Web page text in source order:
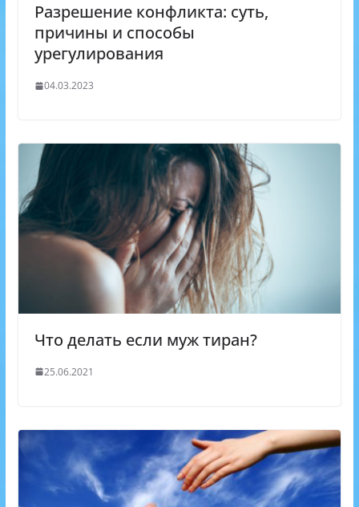
Разрешение конфликта: суть,
причины и способы
урегулирования
04.03.2023
Что делать если муж тиран?
25.06.2021